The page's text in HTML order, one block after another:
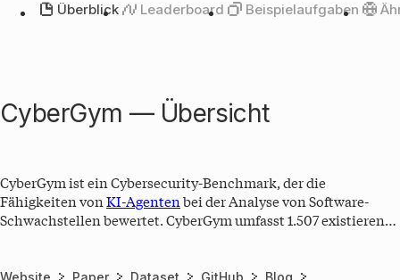
Überblick Leaderboard Beispielaufgaben
CyberGym — Übersicht
CyberGym ist ein Cybersecurity-Benchmark, der die
Fähigkeiten von KI-Agenten bei der Analyse von Software-
Schwachstellen bewertet. CyberGym umfasst 1.507 existierende
LLMs besteht darin, anhand einer Beschreibung der
Website Paper Dataset GitHub Blog